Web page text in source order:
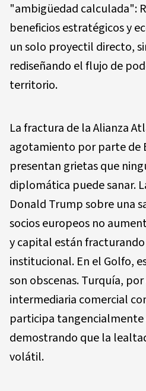
"ambigüedad calculada":
beneficios estratégicos y
un solo proyectil directo,
rediseñando el flujo de
territorio.
La fractura de la Alianza
agotamiento por parte de
presentan grietas que
diplomática puede sanar.
Donald Trump sobre una
socios europeos no
y capital están
institucional. En el Golfo,
son obscenas. Turquía,
intermediaria comercial
participa
demostrando que la
volátil.